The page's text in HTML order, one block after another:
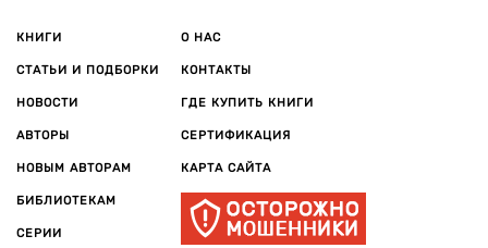
КНИГИ
СТАТЬИ И ПОДБОРКИ
НОВОСТИ
АВТОРЫ
НОВЫМ АВТОРАМ
БИБЛИОТЕКАМ
СЕРИИ
О НАС
КОНТАКТЫ
ГДЕ КУПИТЬ КНИГИ
СЕРТИФИКАЦИЯ
КАРТА САЙТА